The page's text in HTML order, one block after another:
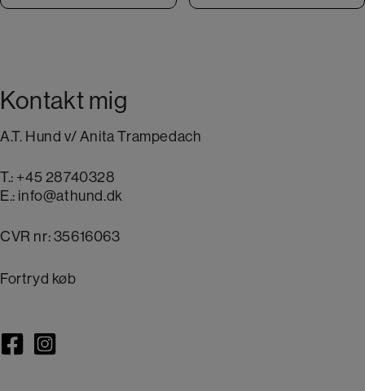
Kontakt mig
A.T. Hund v/ Anita Trampedach
T.: +45 28740328
E.: info@athund.dk
CVR nr: 35616063
Fortryd køb